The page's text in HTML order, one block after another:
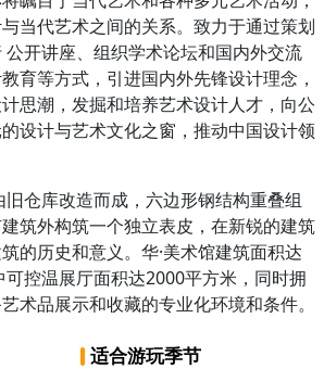
当代艺术之间的关系。致力于通过策划
开讲座、组织学术论坛和国内外交流
育等方式，引进国内外先锋设计理念，
思潮，发掘和培养艺术设计人才，向公
设计与艺术文化之窗，推动中国设计领
旧仓库改造而成，六边形钢结构重叠组
筑外构筑一个独立表皮，在新锐的建筑
的历史和意义。华·美术馆建筑面积达
控温展厅面积达2000平方米，同时拥
术品展示和收藏的专业化环境和条件。
适合游玩季节